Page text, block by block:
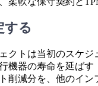
する
クトは当初のスケ
機器の寿命を延ば
削減分を、他のイ